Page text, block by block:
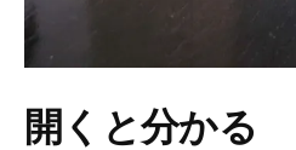
開くと分かる